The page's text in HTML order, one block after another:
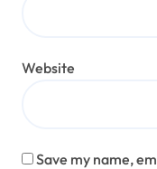
Website
Save my name,